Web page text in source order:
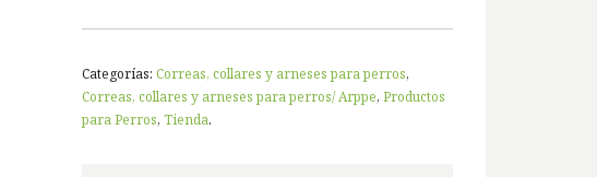
Categorías: Correas, collares y arneses para perros,
Correas, collares y arneses para perros/ Arppe, Productos
para Perros, Tienda.